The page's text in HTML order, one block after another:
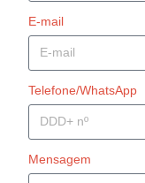
E-mail
Telefone/WhatsApp
Mensagem